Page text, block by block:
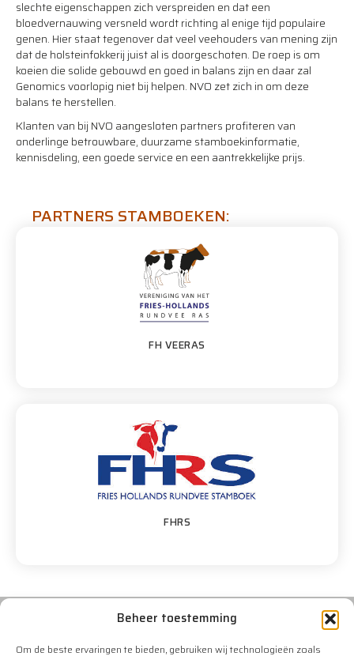
Beheer toestemming
Om de beste ervaringen te bieden, gebruiken wij technologieën zoals
slechte eigenschappen zich verspreiden en dat een
bloedvernauwing versneld wordt richting al enige tijd populaire
genen. Hier staat tegenover dat veel veehouders van mening zijn
dat de holsteinfokkerij juist al is doorgeschoten. De roep is om
koeien die solide gebouwd en goed in balans zijn en daar zal
Genomics voorlopig niet bij helpen. NVO zet zich in om deze
balans te herstellen.
Klanten van bij NVO aangesloten partners profiteren van
onderlinge betrouwbare, duurzame stamboekinformatie,
kennisdeling, een goede service en een aantrekkelijke prijs.
PARTNERS STAMBOEKEN:
FH VEERAS
FHRS